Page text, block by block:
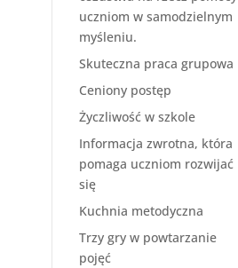
uczniom w samodzielnym
myśleniu.
Skuteczna praca grupowa
Ceniony postęp
Życzliwość w szkole
Informacja zwrotna, która
pomaga uczniom rozwijać
się
Kuchnia metodyczna
Trzy gry w powtarzanie
pojęć